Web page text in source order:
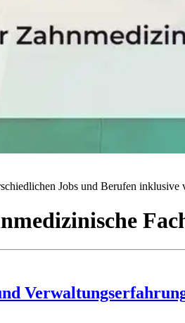
Jobs und Berufen